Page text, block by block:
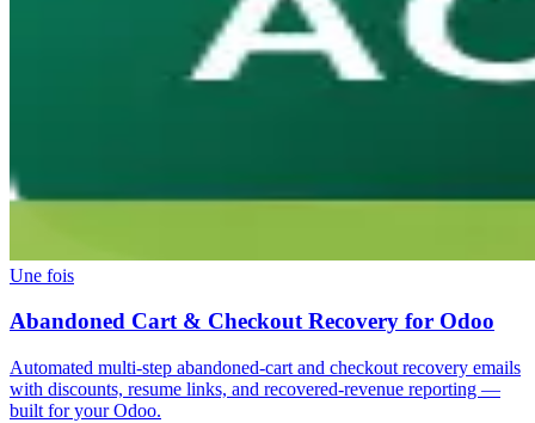
Une fois
Abandoned Cart & Checkout Recovery for Odoo
Automated multi-step abandoned-cart and checkout recovery emails
with discounts, resume links, and recovered-revenue reporting —
built for your Odoo.